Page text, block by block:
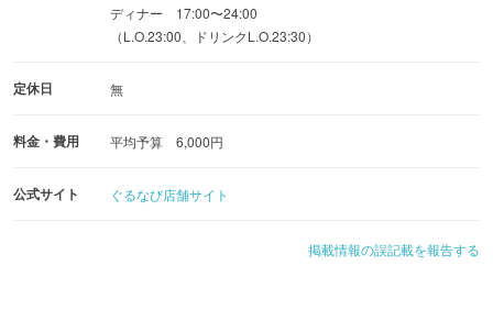
ディナー 17:00〜24:00
（L.O.23:00、ドリンクL.O.23:30）
定休日 無
料金・費用 平均予算 6,000円
公式サイト ぐるなび店舗サイト
掲載情報の誤記載を報告する